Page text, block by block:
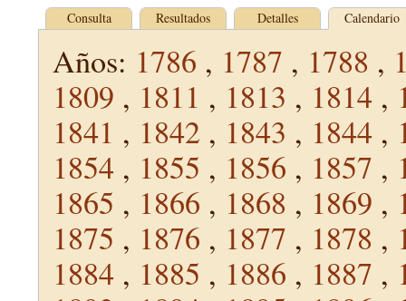
Consulta Resultados Detalles Calendario
Años: 1786 , 1787 , 1788 ,
1809 , 1811 , 1813 , 1814 ,
1841 , 1842 , 1843 , 1844 ,
1854 , 1855 , 1856 , 1857 ,
1865 , 1866 , 1868 , 1869 ,
1875 , 1876 , 1877 , 1878 ,
1884 , 1885 , 1886 , 1887 ,